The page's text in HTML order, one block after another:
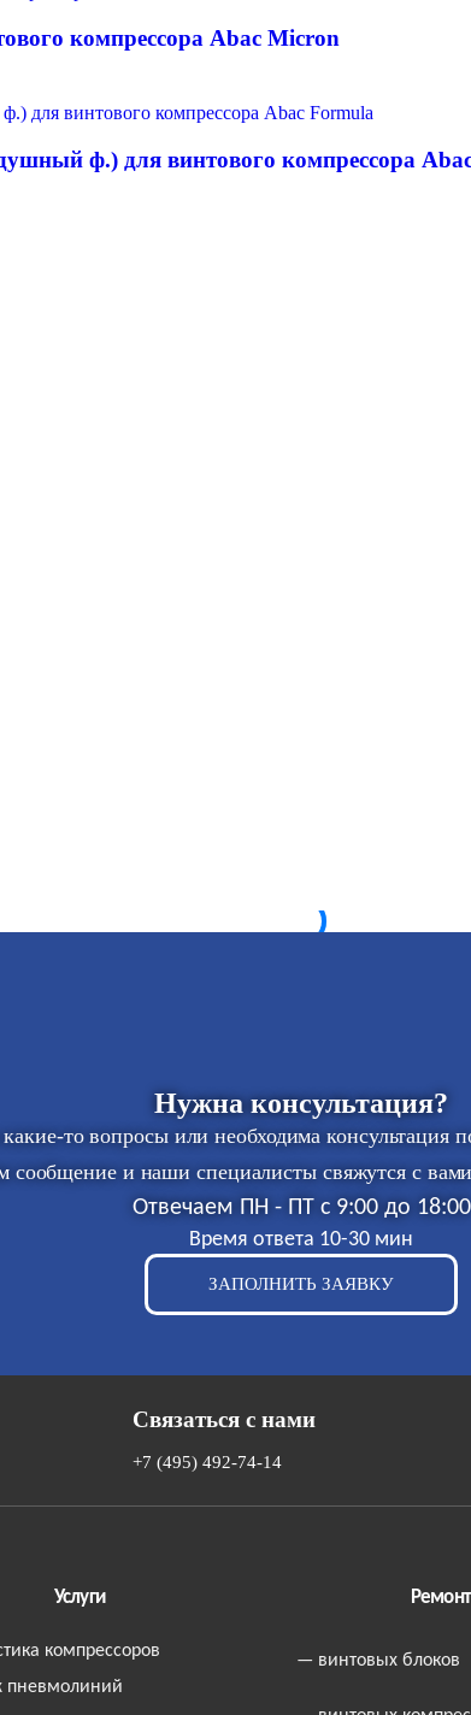
компрессора Abac Micron
ф.) для винтового компрессора
Нужна консультация?
то вопросы или необходима консультация
сообщение и наши специалисты свяжутся с
Отвечаем ПН - ПТ с 9:00 до 18:00
Время ответа 10-30 мин
ЗАПОЛНИТЬ ЗАЯВКУ
Связаться с нами
+7 (495) 492-74-14
Услуги
компрессоров
пневмолиний
Ремонт
— винтовых блоков